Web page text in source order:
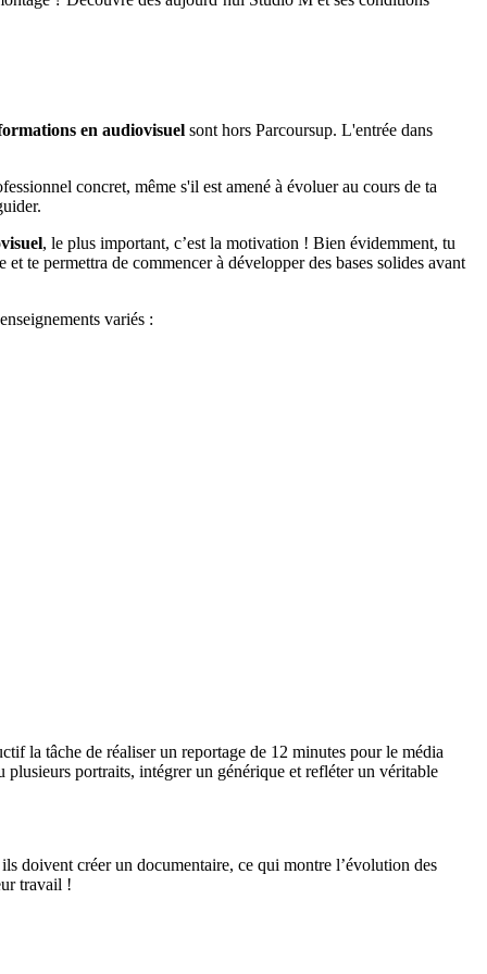
en audiovisuel sont hors Parcoursup. L'entrée dans
concret, même s'il est amené à évoluer au cours de ta
, le plus important, c’est la motivation ! Bien évidemment, tu
te permettra de commencer à développer des bases solides avant
variés :
la tâche de réaliser un reportage de 12 minutes pour le média
portraits, intégrer un générique et refléter un véritable
doivent créer un documentaire, ce qui montre l’évolution des
travail !